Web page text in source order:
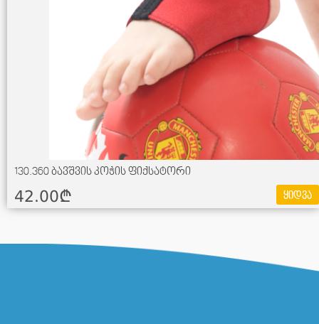
130.360 ბავშვის კოჭის ფიქსატორი
42.00¢ ყიდვა